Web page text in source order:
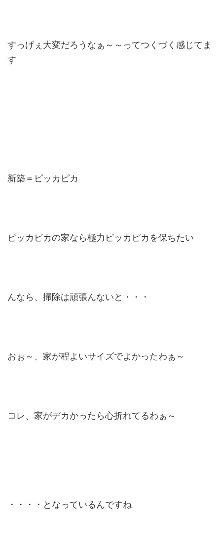
すっげぇ大変だろうなぁ～～ってつくづく感じてま
す
新築＝ピッカピカ
ピッカピカの家なら極力ピッカピカを保ちたい
んなら、掃除は頑張んないと・・・
おぉ～、家が程よいサイズでよかったわぁ～
コレ、家がデカかったら心折れてるわぁ～
・・・・となっているんですね